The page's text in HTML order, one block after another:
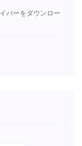
バーをダウンロー